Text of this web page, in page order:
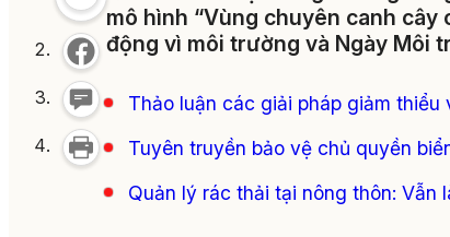
mô hình “Vùng chuyên canh cây
động vì môi trường và Ngày Môi
Thảo luận các giải pháp giảm
Tuyên truyền bảo vệ chủ quyền
Quản lý rác thải tại nông thôn: Vẫn